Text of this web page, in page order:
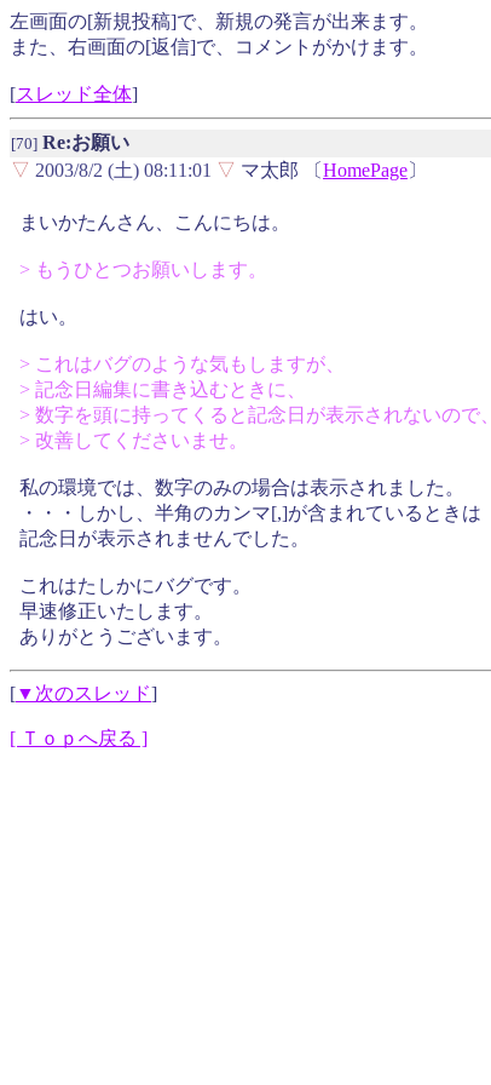
左画面の[新規投稿]で、新規の発言が出来ます。
また、右画面の[返信]で、コメントがかけます。
[スレッド全体]
[70] Re:お願い
▽ 2003/8/2 (土) 08:11:01 ▽ マ太郎 〔HomePage〕
まいかたんさん、こんにちは。
> もうひとつお願いします。
はい。
> これはバグのような気もしますが、
> 記念日編集に書き込むときに、
> 数字を頭に持ってくると記念日が表示されないので、
> 改善してくださいませ。
私の環境では、数字のみの場合は表示されました。
・・・しかし、半角のカンマ[,]が含まれているときは
記念日が表示されませんでした。
これはたしかにバグです。
早速修正いたします。
ありがとうございます。
[▼次のスレッド]
[ Ｔｏｐへ戻る ]